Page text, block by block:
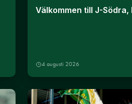
Välkommen till J-Södra,
4 augusti 2026